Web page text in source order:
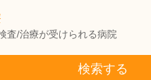
査/治療が受けられる病院
検索する